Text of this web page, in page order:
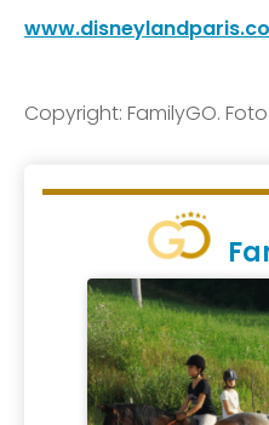
Copyright: FamilyGO.